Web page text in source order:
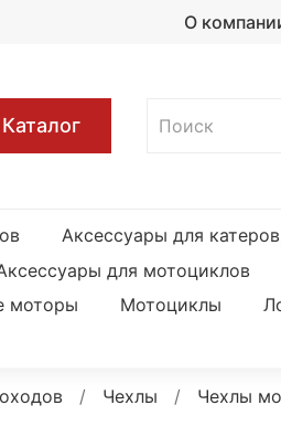
О
Каталог
Аксессуары для
для мотоциклов
моторы Мотоциклы
Чехлы Чехлы